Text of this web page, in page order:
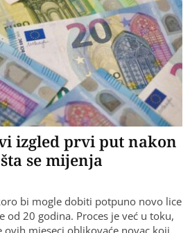
izgled prvi put nakon
se mijenja
bi mogle dobiti potpuno novo lice
od 20 godina. Proces je već u toku,